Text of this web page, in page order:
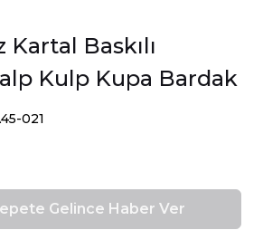
Kartal Baskılı
Kulp Kupa Bardak
021
Gelince Haber Ver